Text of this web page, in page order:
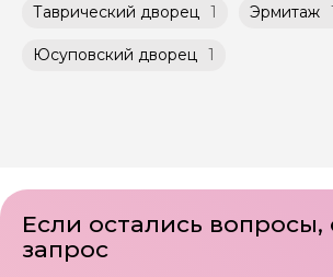
Таврический дворец 1 Эрмитаж
Юсуповский дворец 1
Если остались вопросы,
запрос